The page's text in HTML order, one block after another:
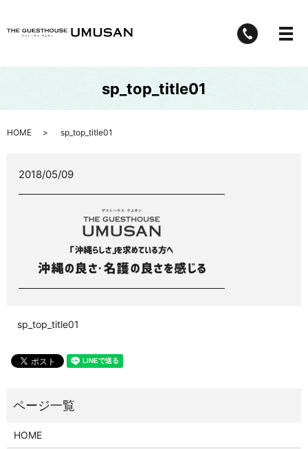
メ
sp_top_title01
HOME sp_top_title01
2018/05/09
sp_top_title01
HOME